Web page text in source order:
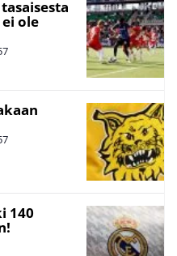
ole
140